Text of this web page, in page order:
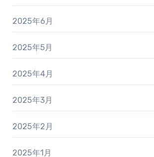
2025年6月
2025年5月
2025年4月
2025年3月
2025年2月
2025年1月